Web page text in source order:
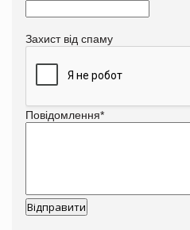
Захист від спаму
Повідомлення*